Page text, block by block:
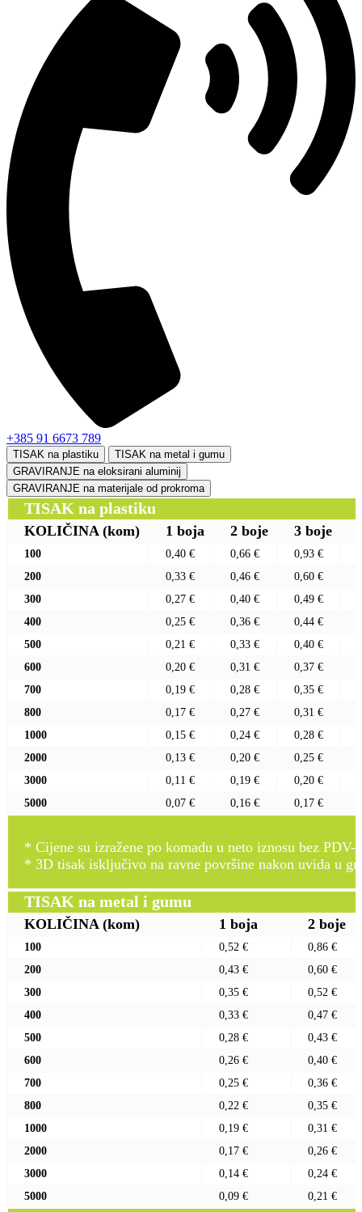
+385 91 6673 789
TISAK na plastiku
TISAK na metal i gumu
GRAVIRANJE na eloksirani aluminij
GRAVIRANJE na materijale od prokroma
TISAK na plastiku
KOLIČINA (kom) 1 boja 2 boje 3 boje
100 0,40 € 0,66 € 0,93 €
200
0,33 € 0,46 € 0,60 €
300
0,27 € 0,40 € 0,49 €
400
0,25 € 0,36 € 0,44 €
500
0,21 € 0,33 € 0,40 €
600
0,20 € 0,31 € 0,37 €
700
0,19 € 0,28 € 0,35 €
800
0,17 € 0,27 € 0,31 €
1000
0,15 € 0,24 € 0,28 €
2000
0,13 € 0,20 € 0,25 €
3000
0,11 € 0,19 € 0,20 €
5000
0,07 € 0,16 € 0,17 €
* Cijene su izražene po komadu u neto iznosu bez PDV-
* 3D tisak isključivo na ravne površine nakon uvida u
TISAK na metal i gumu
KOLIČINA (kom) 1 boja 2 boje
100 0,52 €
0,86 €
200
0,43 €
0,60 €
300
0,35 €
0,52 €
400
0,33 €
0,47 €
500
0,28 €
0,43 €
600
0,26 €
0,40 €
700
0,25 €
0,36 €
800
0,22 €
0,35 €
1000
0,19 €
0,31 €
2000
0,17 €
0,26 €
3000
0,14 €
0,24 €
5000
0,09 € 0,21 €